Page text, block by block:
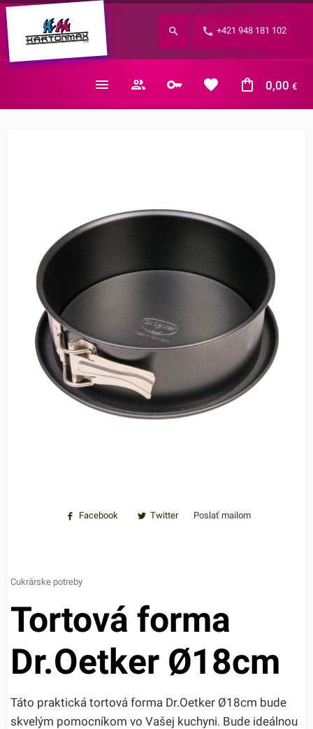
+421 948 181 102
0,00 €
Zabudnuté heslo?
E-mail
Facebook Twitter Poslať mailom
Cukrárske potreby
Tortová forma
Dr.Oetker Ø18cm
Táto praktická tortová forma Dr.Oetker Ø18cm bude
skvelým pomocníkom vo Vašej kuchyni. Bude ideálnou